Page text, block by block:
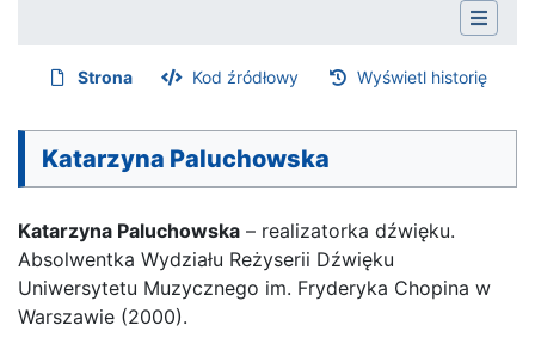
Strona Kod źródłowy Wyświetl historię
Katarzyna Paluchowska
Katarzyna Paluchowska – realizatorka dźwięku.
Absolwentka Wydziału Reżyserii Dźwięku
Uniwersytetu Muzycznego im. Fryderyka Chopina w
Warszawie (2000).